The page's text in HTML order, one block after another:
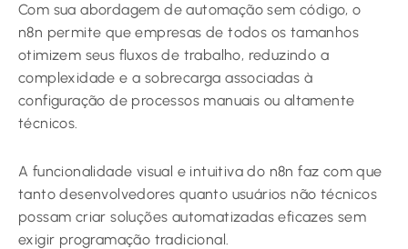
Com sua abordagem de automação sem código, o
n8n permite que empresas de todos os tamanhos
otimizem seus fluxos de trabalho, reduzindo a
complexidade e a sobrecarga associadas à
configuração de processos manuais ou altamente
técnicos.
A funcionalidade visual e intuitiva do n8n faz com que
tanto desenvolvedores quanto usuários não técnicos
possam criar soluções automatizadas eficazes sem
exigir programação tradicional.